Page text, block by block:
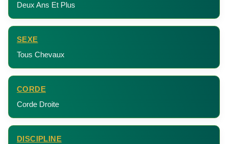
Deux Ans Et Plus
SEXE
Tous Chevaux
CORDE
Corde Droite
DISCIPLINE